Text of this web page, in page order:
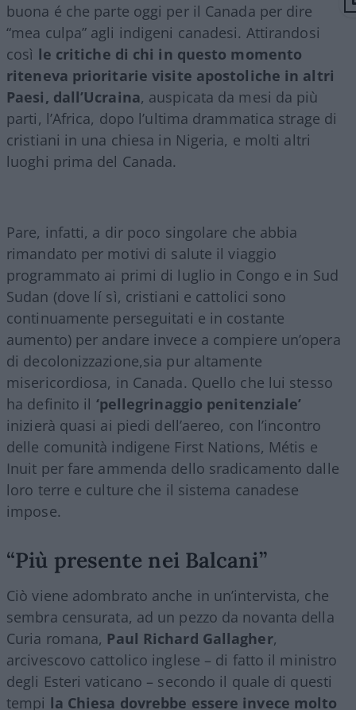
buona é che parte oggi per il Canada per dire
“mea culpa” agli indigeni canadesi. Attirandosi
così le critiche di chi in questo momento
riteneva prioritarie visite apostoliche in altri
Paesi, dall’Ucraina, auspicata da mesi da più
parti, l’Africa, dopo l’ultima drammatica strage di
cristiani in una chiesa in Nigeria, e molti altri
luoghi prima del Canada.
Pare, infatti, a dir poco singolare che abbia
rimandato per motivi di salute il viaggio
programmato ai primi di luglio in Congo e in Sud
Sudan (dove lí sì, cristiani e cattolici sono
continuamente perseguitati e in costante
aumento) per andare invece a compiere un’opera
di decolonizzazione,sia pur altamente
misericordiosa, in Canada. Quello che lui stesso
ha definito il ‘pellegrinaggio penitenziale’
inizierà quasi ai piedi dell’aereo, con l’incontro
delle comunità indigene First Nations, Métis e
Inuit per fare ammenda dello sradicamento dalle
loro terre e culture che il sistema canadese
impose.
“Più presente nei Balcani”
Ciò viene adombrato anche in un’intervista, che
sembra censurata, ad un pezzo da novanta della
Curia romana, Paul Richard Gallagher,
arcivescovo cattolico inglese – di fatto il ministro
degli Esteri vaticano – secondo il quale di questi
tempi la Chiesa dovrebbe essere invece molto